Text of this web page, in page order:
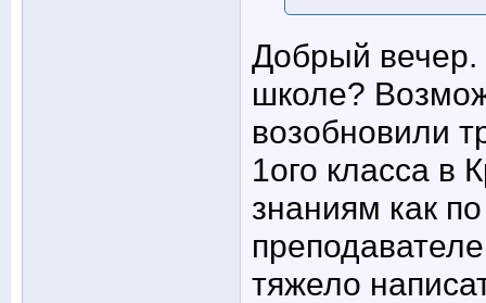
Добрый вечер.
школе?
возобновили
1ого класса в
знаниям как
тяжело